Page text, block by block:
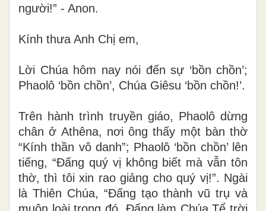
người!” - Anon.
Kính thưa Anh Chị em,
Lời Chúa hôm nay nói đến sự ‘bồn chồn’;
Phaolô ‘bồn chồn’, Chúa Giêsu ‘bồn chồn!’.
Trên hành trình truyền giáo, Phaolô dừng
chân ở Athêna, nơi ông thấy một bàn thờ
“Kính thần vô danh”; Phaolô ‘bồn chồn’ lên
tiếng, “Đấng quý vị không biết mà vẫn tôn
thờ, thì tôi xin rao giảng cho quý vị!”. Ngài
là Thiên Chúa, “Đấng tạo thành vũ trụ và
muôn loài trong đó, Đấng làm Chúa Tể trời